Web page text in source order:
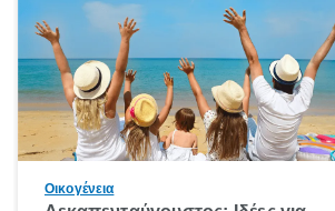
Οικογένεια